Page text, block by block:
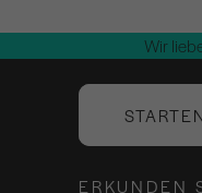
Wir
ERKUNDEN